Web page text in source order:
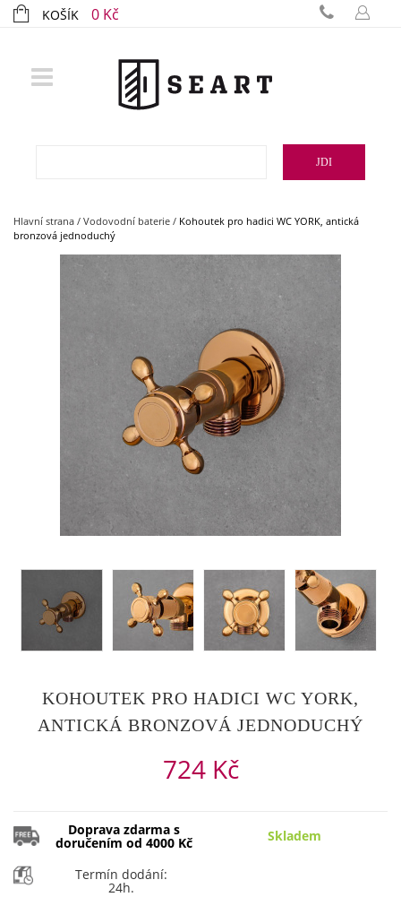
KOŠÍK 0 Kč
JDI
Hlavní strana / Vodovodní baterie / Kohoutek pro hadici WC YORK, antická
bronzová jednoduchý
KOHOUTEK PRO HADICI WC YORK,
ANTICKÁ BRONZOVÁ JEDNODUCHÝ
724 Kč
Doprava zdarma s
doručením od 4000 Kč Skladem
Termín dodání:
24h.